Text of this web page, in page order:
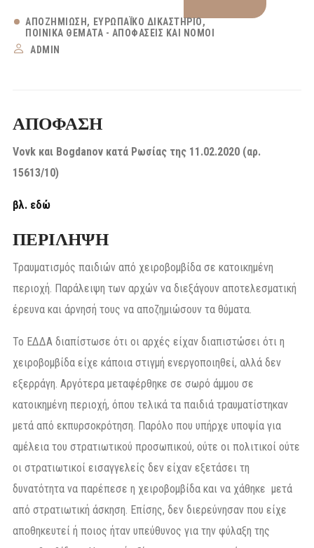
ΑΠΟΖΗΜΊΩΣΗ
ΕΥΡΩΠΑΪΚΌ ΔΙΚΑΣΤΉΡΙΟ
ΠΟΙΝΙΚΆ ΘΈΜΑΤΑ - ΑΠΟΦΆΣΕΙΣ ΚΑΙ ΝΌΜΟΙ
ADMIN
ΑΠΟΦΑΣΗ
Vovk και Bogdanov κατά Ρωσίας της 11.02.2020 (αρ.
15613/10)
βλ. εδώ
ΠΕΡΙΛΗΨΗ
Τραυματισμός παιδιών από χειροβομβίδα σε κατοικημένη
περιοχή. Παράλειψη των αρχών να διεξάγουν αποτελεσματική
έρευνα και άρνησή τους να αποζημιώσουν τα θύματα.
Το ΕΔΔΑ διαπίστωσε ότι οι αρχές είχαν διαπιστώσει ότι η
χειροβομβίδα είχε κάποια στιγμή ενεργοποιηθεί, αλλά δεν
εξερράγη. Αργότερα μεταφέρθηκε σε σωρό άμμου σε
κατοικημένη περιοχή, όπου τελικά τα παιδιά τραυματίστηκαν
μετά από εκπυρσοκρότηση. Παρόλο που υπήρχε υποψία για
αμέλεια του στρατιωτικού προσωπικού, ούτε οι πολιτικοί ούτε
οι στρατιωτικοί εισαγγελείς δεν είχαν εξετάσει τη
δυνατότητα να παρέπεσε η χειροβομβίδα και να χάθηκε μετά
από στρατιωτική άσκηση. Επίσης, δεν διερεύνησαν που είχε
αποθηκευτεί ή ποιος ήταν υπεύθυνος για την φύλαξη της